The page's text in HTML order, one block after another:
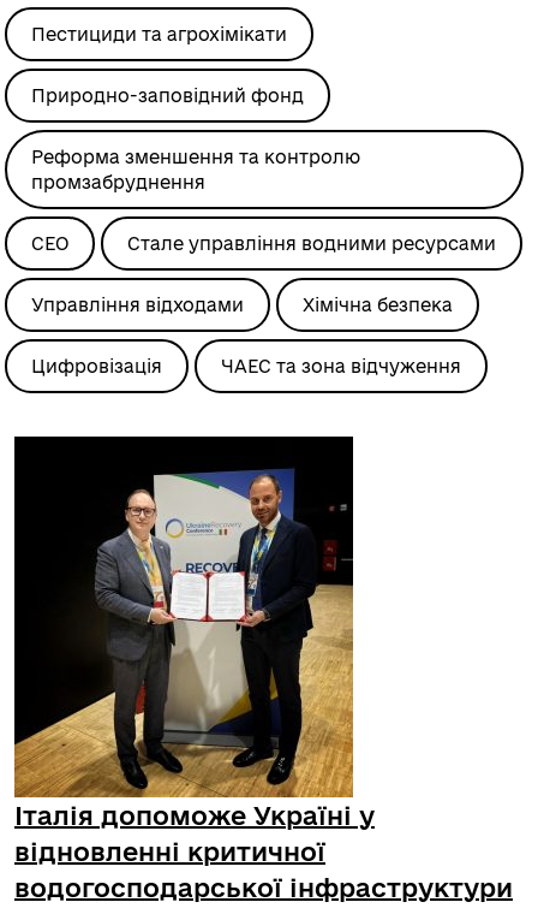
Пестициди та агрохімікати
Природно-заповідний фонд
Реформа зменшення та контролю
промзабруднення
СЕО Стале управління водними ресурсами
Управління відходами Хімічна безпека
Цифровізація ЧАЕС та зона відчуження
Італія допоможе Україні у
відновленні критичної
водогосподарської інфраструктури